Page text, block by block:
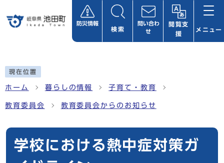
防災情報
検索
問い合わ
せ
閲覧支
援
メニュー
現在位置
ホーム 暮らしの情報 子育て・教育
教育委員会 教育委員会からのお知らせ
学校における熱中症対策ガ